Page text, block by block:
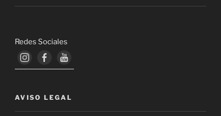
Redes Sociales
AVISO LEGAL